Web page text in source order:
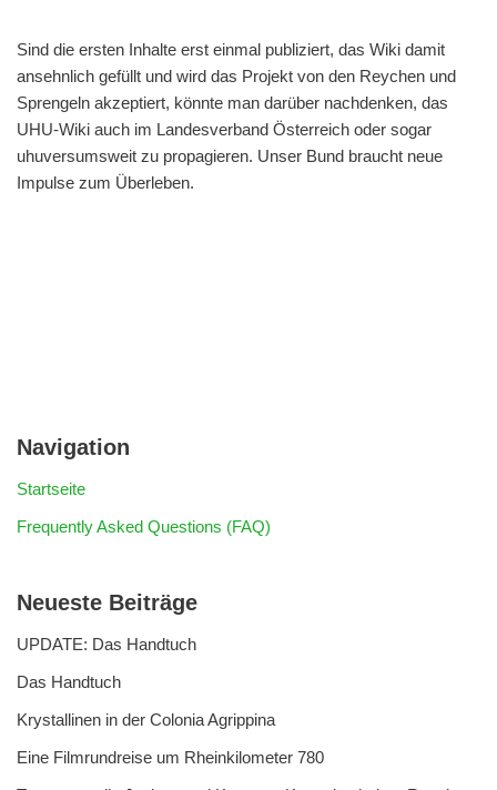
Sind die ersten Inhalte erst einmal publiziert, das Wiki damit
ansehnlich gefüllt und wird das Projekt von den Reychen und
Sprengeln akzeptiert, könnte man darüber nachdenken, das
UHU-Wiki auch im Landesverband Österreich oder sogar
uhuversumsweit zu propagieren. Unser Bund braucht neue
Impulse zum Überleben.
Navigation
Startseite
Frequently Asked Questions (FAQ)
Neueste Beiträge
UPDATE: Das Handtuch
Das Handtuch
Krystallinen in der Colonia Agrippina
Eine Filmrundreise um Rheinkilometer 780